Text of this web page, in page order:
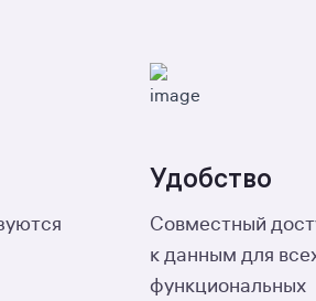
Удобство
Совместный
к данным для
функциональных